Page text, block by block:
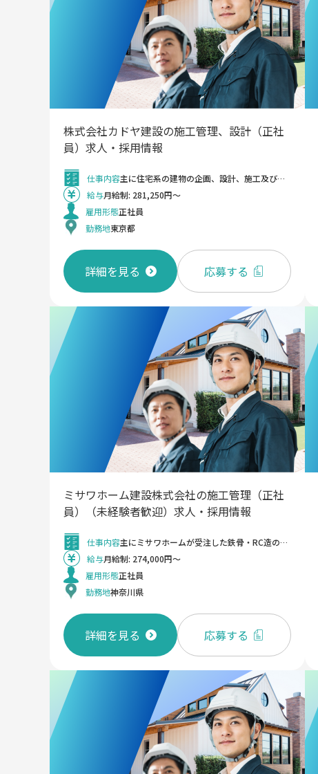
株式会社カドヤ建設の施工管理、設計（正社
員）求人・採用情報
仕事内容
主に住宅系の建物の企画、設計、施工及びリフォームの設計、施工、積算等、住まいに関わる提案から引き渡しまでを一貫して担当して頂きます。 売上の構成としては新築4割：リフォーム6割ですが、対応案件数としてはリフォームや改修が多くなっております。 《具体的には》 ・案件規模：数万円～数十万円と50万以下の案件が多いです ・担当数：20件程 ・エリア：城南地区中心（品川、世田谷、目黒、港区 /川崎、横浜など） ・お客様：設計事務所や株式会社カドヤ不動産からの顧客紹介もあります。リピーター7割の状況です。 《入社後》 スキル感にもよりますが、ご入社後先輩社員と同行いただき覚えてもらいます。株式会社カドヤ不動産の物件から担当いただきます。期間については設定しておらずそれぞれのペースに合わせていきます。経験豊富なベテランが多い環境ですのでご安心ください。 ＜変更の範囲＞ なし
給与月給制: 281,250円～
雇用形態正社員
勤務地東京都
詳細を見る 応募する
ミサワホーム建設株式会社の施工管理（正社
員）（未経験者歓迎）求人・採用情報
仕事内容
主にミサワホームが受注した鉄⾻・RC造の中⼤規模物件（共同住宅・倉庫・商業施設など）における施⼯管理業務全般をお任せします。 現場の特性に合わせて、スケジュール調整や職⽅・協⼒業者の⼿配なども⼀貫して担当いただきます。 ◆⼯事スケジュールの作成・管理（進捗・納期コントロール） ◆安全・品質・原価の管理 ◆協⼒業者との調整、折衝 ◆積算・発注業務（購買部経由ではなく⾃ら判断可能） ◆現場全体のマネジメント ⼯期は1年前後の案件が中⼼で、⾦額は5〜10億規模。 ⼯事部内で常時2現場ほど施⼯している規模のイメージです。 基本的に直⾏直帰OKで、事務作業は現場・事務所いずれでも可能です。 ⾸都圏を中⼼に東京・神奈川・埼⽟・千葉エリアを担当します。 ◆ワークスタイル：ノートPCや携帯電話（iPhone）、社⽤⾞（通勤可）を各⾃に貸与しておりますので、直⾏直帰の勤務が可能です。フレックスタイム制(コアタイム無し)導⼊しており、その⽇の業務予定やプライベートの予定に合わせて最適な勤務形態の選択が可能です。 ＜変更の範囲＞ 会社の定める業務
給与月給制: 274,000円～
雇用形態正社員
勤務地神奈川県
詳細を見る 応募する